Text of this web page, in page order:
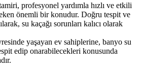
profesyonel yardımla hızlı ve etkili
önemli bir konudur. Doğru tespit ve
su kaçağı sorunları kalıcı olarak
yaşayan ev sahiplerine, banyo su
edip onarabilecekleri konusunda